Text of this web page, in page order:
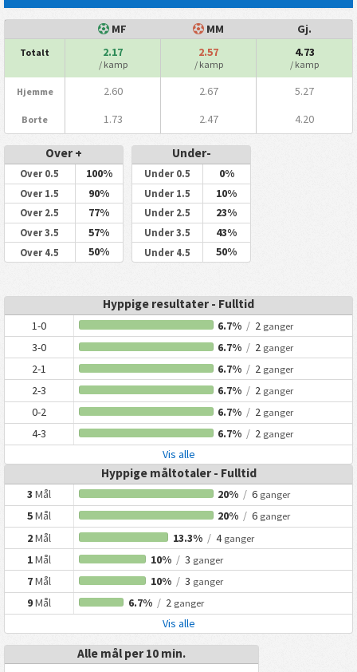
MF MM Gj.
Totalt 2.17
/ kamp
2.57
/ kamp
4.73
/ kamp
Hjemme 2.60 2.67 5.27
Borte 1.73 2.47 4.20
Over +
Over 0.5 100%
Over 1.5 90%
Over 2.5 77%
Over 3.5 57%
Over 4.5 50%
Under-
Under 0.5 0%
Under 1.5 10%
Under 2.5 23%
Under 3.5 43%
Under 4.5 50%
Hyppige resultater - Fulltid
1-0 6.7% / 2 ganger
3-0 6.7% / 2 ganger
2-1 6.7% / 2 ganger
2-3 6.7% / 2 ganger
0-2 6.7% / 2 ganger
4-3 6.7% / 2 ganger
Vis alle
Hyppige måltotaler - Fulltid
3Mål 20% / 6 ganger
5Mål 20% / 6 ganger
2Mål 13.3% /4 ganger
1Mål 10% /3 ganger
7Mål 10% /3 ganger
9Mål 6.7% /2 ganger
Vis alle
Alle mål per 10 min.